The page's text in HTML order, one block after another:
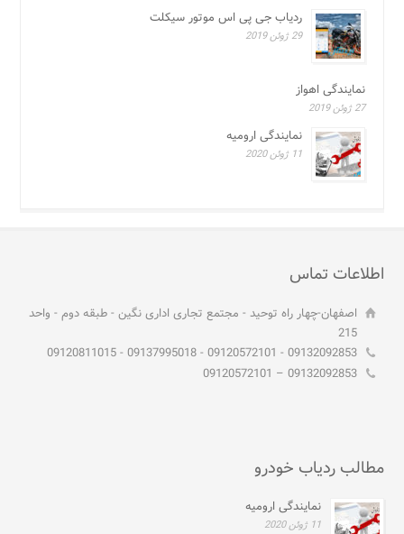
ردیاب جی پی اس موتور سیکلت
29 ژوئن 2019
نمایندگی اهواز
27 ژوئن 2019
نمایندگی ارومیه
11 ژوئن 2020
اطلاعات تماس
اصفهان-چهار راه توحید - مجتمع تجاری اداری نگین - طبقه دوم - واحد
215
09132092853 - 09120572101 - 09137995018 - 09120811015
09132092853 – 09120572101
مطالب ردیاب خودرو
نمایندگی ارومیه
11 ژوئن 2020